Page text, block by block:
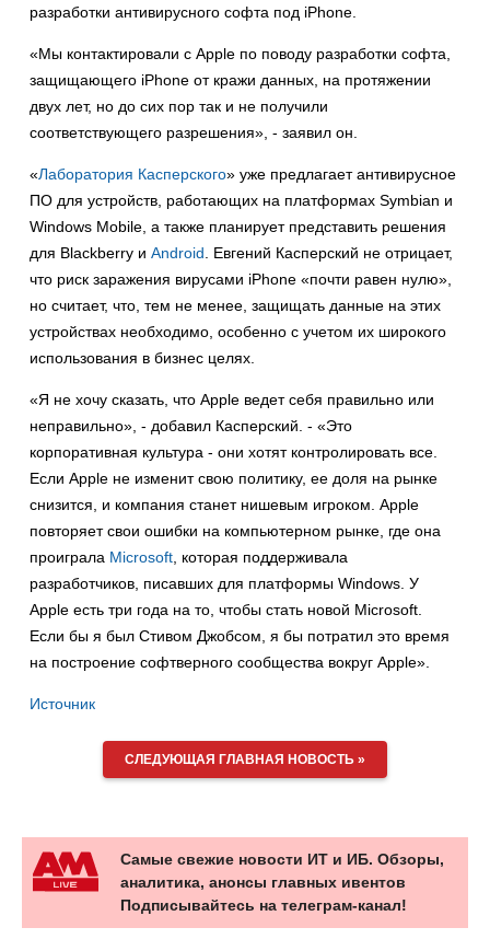
разработки антивирусного софта под iPhone.
«Мы контактировали с Apple по поводу разработки софта,
защищающего iPhone от кражи данных, на протяжении
двух лет, но до сих пор так и не получили
соответствующего разрешения», - заявил он.
«Лаборатория Касперского» уже предлагает антивирусное
ПО для устройств, работающих на платформах Symbian и
Windows Mobile, а также планирует представить решения
для Blackberry и Android. Евгений Касперский не отрицает,
что риск заражения вирусами iPhone «почти равен нулю»,
но считает, что, тем не менее, защищать данные на этих
устройствах необходимо, особенно с учетом их широкого
использования в бизнес целях.
«Я не хочу сказать, что Apple ведет себя правильно или
неправильно», - добавил Касперский. - «Это
корпоративная культура - они хотят контролировать все.
Если Apple не изменит свою политику, ее доля на рынке
снизится, и компания станет нишевым игроком. Apple
повторяет свои ошибки на компьютерном рынке, где она
проиграла Microsoft, которая поддерживала
разработчиков, писавших для платформы Windows. У
Apple есть три года на то, чтобы стать новой Microsoft.
Если бы я был Стивом Джобсом, я бы потратил это время
на построение софтверного сообщества вокруг Apple».
Источник
СЛЕДУЮЩАЯ ГЛАВНАЯ НОВОСТЬ »
Самые свежие новости ИТ и ИБ. Обзоры,
аналитика, анонсы главных ивентов
Подписывайтесь на телеграм-канал!